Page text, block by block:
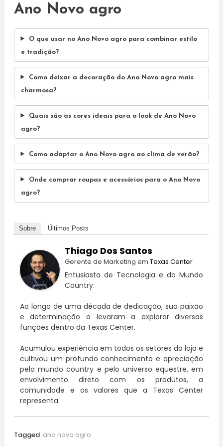
Ano Novo agro
O que usar no Ano Novo agro para combinar estilo
e tradição?
Como deixar a decoração do Ano Novo agro mais
charmosa?
Quais são as cores ideais para o look de Ano Novo
agro?
Como adaptar o Ano Novo agro ao clima de verão?
Onde comprar roupas e acessórios para o Ano Novo
agro?
Sobre Últimos Posts
Thiago Dos Santos
Gerente de Marketing em Texas Center
Entusiasta de Tecnologia e do Mundo
Country.
Ao longo de uma década de dedicação, sua paixão
e determinação o levaram a explorar diversas
funções dentro da Texas Center.
Acumulou experiência em todos os setores da loja e
cultivou um profundo conhecimento e apreciação
pelo mundo country e pelo universo equestre, em
envolvimento direto com os produtos, a
comunidade e os valores que a Texas Center
representa.
Tagged ano novo agro​